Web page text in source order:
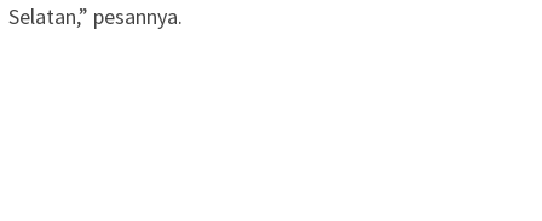
Selatan,” pesannya.